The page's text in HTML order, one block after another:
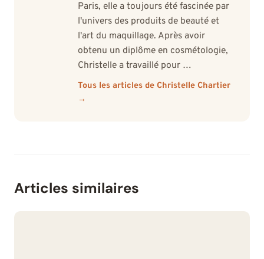
Paris, elle a toujours été fascinée par
l'univers des produits de beauté et
l'art du maquillage. Après avoir
obtenu un diplôme en cosmétologie,
Christelle a travaillé pour …
Tous les articles de Christelle Chartier
→
Articles similaires